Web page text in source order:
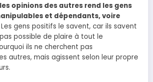
opinions des autres rend les gens
et dépendants, voire
Les gens positifs le savent, car ils savent
pas possible de plaire à tout le
ils ne cherchent pas
autres, mais agissent selon leur propre